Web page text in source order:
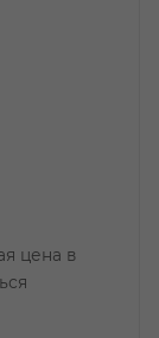
цена в